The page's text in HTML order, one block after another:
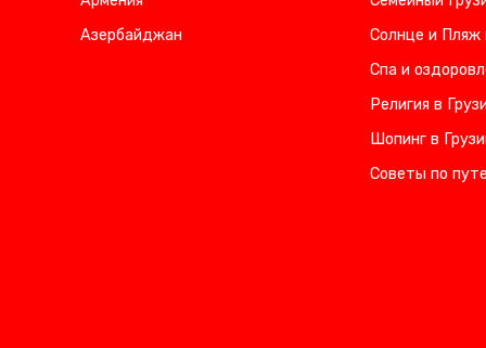
Азербайджан
Солнце и Пляж
Спа и
Религия в
Шопинг в
Советы по